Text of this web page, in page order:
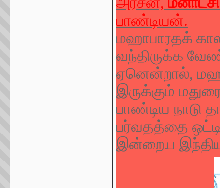
பாண்டியன்.
மஹாபாரதக்
வந்திருக்க
ஏனென்றால்,
இருக்கும்
பாண்டிய நாடு
பர்வதத்தை ஒட்டி
இன்றைய